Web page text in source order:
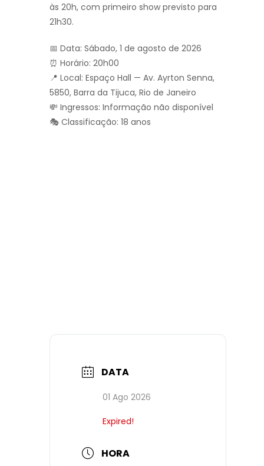
às 20h, com primeiro show previsto para
21h30.
📅 Data: Sábado, 1 de agosto de 2026
⏰ Horário: 20h00
📍 Local: Espaço Hall — Av. Ayrton Senna,
5850, Barra da Tijuca, Rio de Janeiro
💸 Ingressos: Informação não disponível
🎭 Classificação: 18 anos
DATA
01 Ago 2026
Expired!
HORA